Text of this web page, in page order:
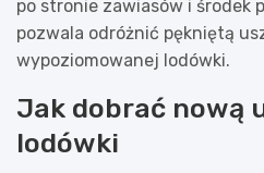
po stronie zawiasów i środek
pozwala odróżnić pękniętą
wypoziomowanej lodówki.
Jak dobrać nową
lodówki